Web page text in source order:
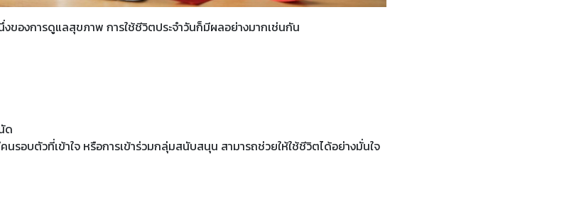
งของการดูแลสุขภาพ การใช้ชีวิตประจำวันก็มีผลอย่างมากเช่นกัน
ด
อบตัวที่เข้าใจ หรือการเข้าร่วมกลุ่มสนับสนุน สามารถช่วยให้ใช้ชีวิตได้อย่างมั่นใจ